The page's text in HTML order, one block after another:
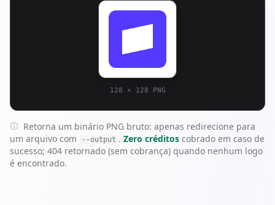
128 × 128 PNG
Retorna um binário PNG bruto: apenas redirecione para
um arquivo com
--output . Zero créditos cobrado em caso de
sucesso; 404 retornado (sem cobrança) quando nenhum logo
é encontrado.